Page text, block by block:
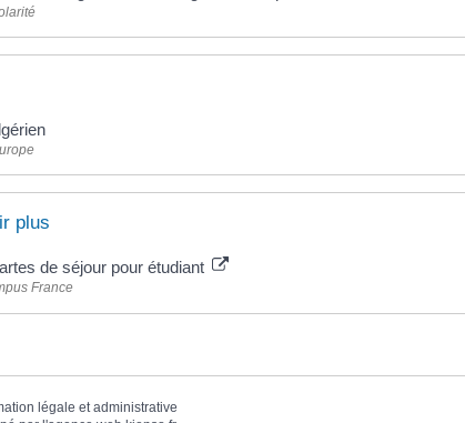
plus
de séjour pour étudiant
France
légale et administrative